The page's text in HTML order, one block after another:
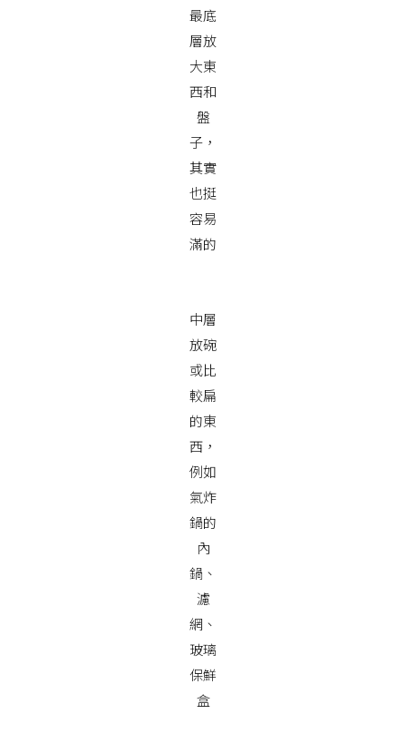
最底
層放
大東
西和
盤
子，
其實
也挺
容易
滿的
中層
放碗
或比
較扁
的東
西，
例如
氣炸
鍋的
內
鍋、
濾
網、
玻璃
保鮮
盒